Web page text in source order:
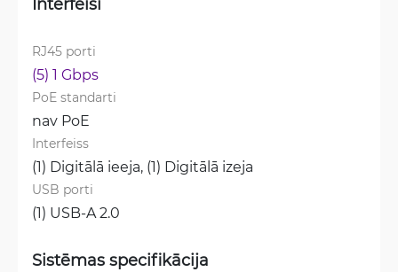
RJ45 porti
(5) 1 Gbps
PoE standarti
nav PoE
Interfeiss
(1) Digitālā ieeja, (1) Digitālā izeja
USB porti
(1) USB-A 2.0
Sistēmas specifikācija